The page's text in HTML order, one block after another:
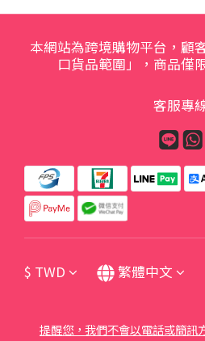
本網站為跨境購物平台，顧
口貨品範圍」，商品僅
客服專
$ TWD 繁體中文
提醒您，我們不會以電話或簡訊